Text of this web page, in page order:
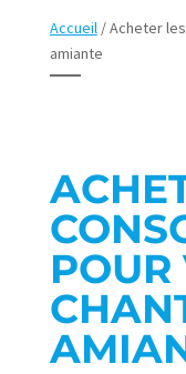
Accueil/Acheter
amiante
POUR